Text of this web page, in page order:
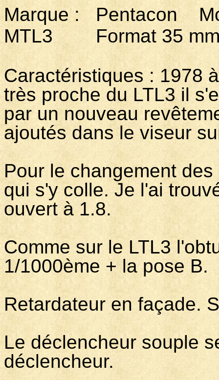
Marque : Pentacon
MTL3 Format 35 mm
Caractéristiques : 1978
très proche du LTL3 il
par un nouveau
ajoutés dans le viseur
Pour le changement
qui s'y colle. Je l'ai
ouvert à 1.8.
Comme sur le LTL3
1/1000ème + la pose B.
Retardateur en façade.
Le déclencheur souple
déclencheur.